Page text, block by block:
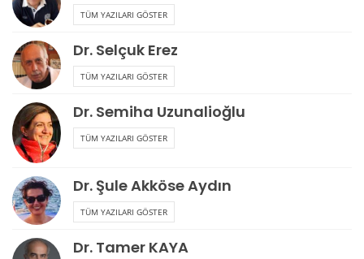
TÜM YAZILARI GÖSTER
Dr. Selçuk Erez
TÜM YAZILARI GÖSTER
Dr. Semiha Uzunalioğlu
TÜM YAZILARI GÖSTER
Dr. Şule Akköse Aydın
TÜM YAZILARI GÖSTER
Dr. Tamer KAYA